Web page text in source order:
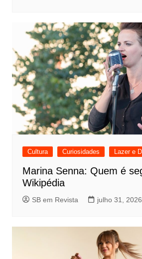
Cultura Curiosidades Lazer e
Marina Senna: Quem é
Wikipédia
SB em Revista julho 31, 2026